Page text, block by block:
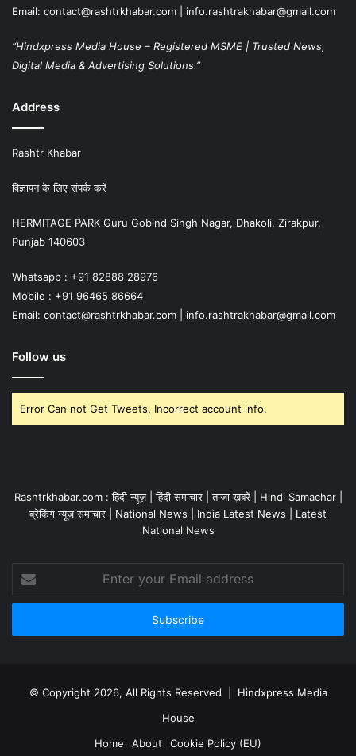
Email: contact@rashtrkhabar.com | info.rashtrakhabar@gmail.com
“Hindxpress Media House – Registered MSME | Trusted News,
Digital Media & Advertising Solutions.”
Address
Rashtr Khabar
विज्ञापन के लिए संपर्क करें
HERMITAGE PARK Guru Gobind Singh Nagar, Dhakoli, Zirakpur,
Punjab 140603
Whatsapp : +91 82888 28976
Mobile : +91 96465 86664
Email: contact@rashtrkhabar.com | info.rashtrakhabar@gmail.com
Follow us
Error Can not Get Tweets, Incorrect account info.
Rashtrkhabar.com : हिंदी न्यूज़ | हिंदी समाचार | ताजा ख़बरें | Hindi Samachar |
ब्रेकिंग न्यूज़ समाचार | National News | India Latest News | Latest
National News
Enter
your
Email
© Copyright 2026, All Rights Reserved | Hindxpress Media
House
Home
About Cookie Policy (EU)